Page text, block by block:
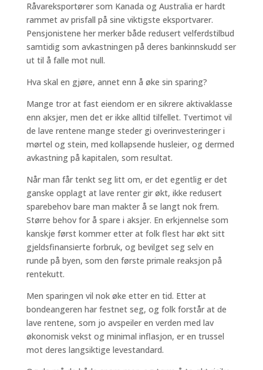
Råvareksportører som Kanada og Australia er hardt
rammet av prisfall på sine viktigste eksportvarer.
Pensjonistene her merker både redusert velferdstilbud
samtidig som avkastningen på deres bankinnskudd ser
ut til å falle mot null.
Hva skal en gjøre, annet enn å øke sin sparing?
Mange tror at fast eiendom er en sikrere aktivaklasse
enn aksjer, men det er ikke alltid tilfellet. Tvertimot vil
de lave rentene mange steder gi overinvesteringer i
mørtel og stein, med kollapsende husleier, og dermed
avkastning på kapitalen, som resultat.
Når man får tenkt seg litt om, er det egentlig er det
ganske opplagt at lave renter gir økt, ikke redusert
sparebehov bare man makter å se langt nok frem.
Større behov for å spare i aksjer. En erkjennelse som
kanskje først kommer etter at folk flest har økt sitt
gjeldsfinansierte forbruk, og bevilget seg selv en
runde på byen, som den første primale reaksjon på
rentekutt.
Men sparingen vil nok øke etter en tid. Etter at
bondeangeren har festnet seg, og folk forstår at de
lave rentene, som jo avspeiler en verden med lav
økonomisk vekst og minimal inflasjon, er en trussel
mot deres langsiktige levestandard.